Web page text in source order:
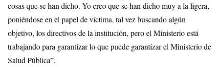
cosas que se han dicho. Yo creo que se han dicho muy a la ligera,
poniéndose en el papel de víctima, tal vez buscando algún
objetivo, los directivos de la institución, pero el Ministerio está
trabajando para garantizar lo que puede garantizar el Ministerio de
Salud Pública”.